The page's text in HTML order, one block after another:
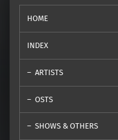
HOME
INDEX
ARTISTS
OSTS
SHOWS & OTHERS